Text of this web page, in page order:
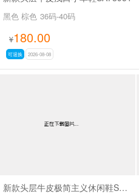
黑色 棕色 36码-40码
¥180.00
可退换 2026-08-08
新款头层牛皮极简主义休闲鞋SA9809B